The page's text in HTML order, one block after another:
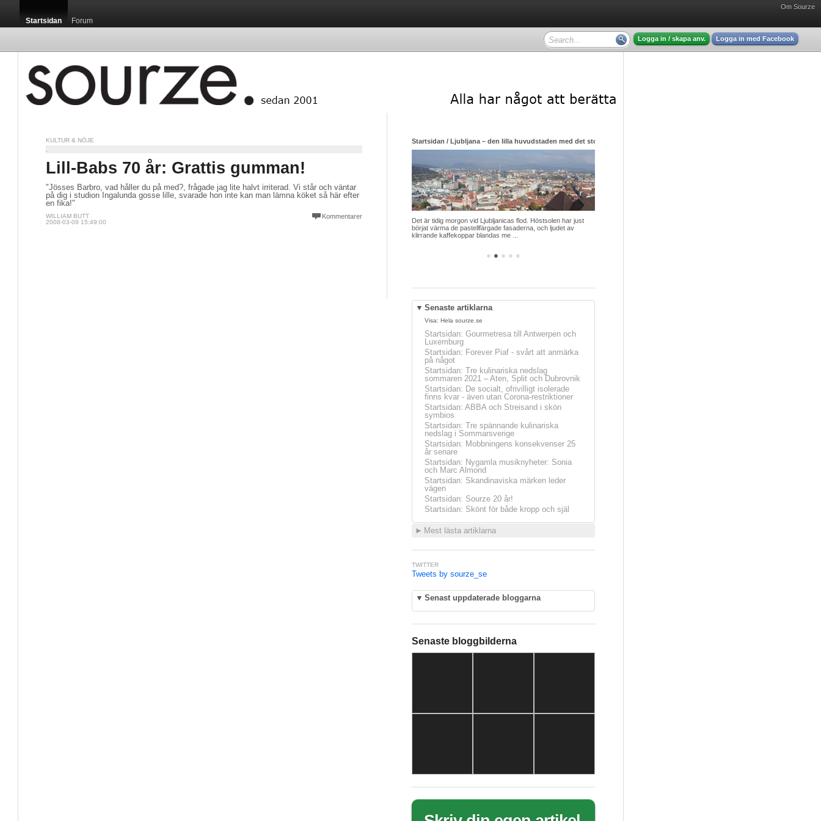
Om Sourze
Startsidan Forum
Logga in / skapa anv. Logga in med Facebook
KULTUR & NÖJE
Lill-Babs 70 år: Grattis gumman!
"Jösses Barbro, vad håller du på med?, frågade jag lite halvt irriterad. Vi står och väntar
på dig i studion Ingalunda gosse lille, svarade hon inte kan man lämna köket så här efter
en fika!"
Kommentarer
WILLIAM BUTT
2008-03-09 15:49:00
● ● ● ● ●
Startsidan / Ljubljana – den lilla huvudstaden med det stora hjärtat
Det är tidig morgon vid Ljubljanicas flod. Höstsolen har just
börjat värma de pastellfärgade fasaderna, och ljudet av
klirrande kaffekoppar blandas me ...
▼ Senaste artiklarna
Visa: Hela sourze.se
Startsidan: Gourmetresa till Antwerpen och
Luxemburg
Startsidan: Forever Piaf - svårt att anmärka
på något
Startsidan: Tre kulinariska nedslag
sommaren 2021 – Aten, Split och Dubrovnik
Startsidan: De socialt, ofrivilligt isolerade
finns kvar - även utan Corona-restriktioner
Startsidan: ABBA och Streisand i skön
symbios
Startsidan: Tre spännande kulinariska
nedslag i Sommarsverige
Startsidan: Mobbningens konsekvenser 25
år senare
Startsidan: Nygamla musiknyheter: Sonia
och Marc Almond
Startsidan: Skandinaviska märken leder
vägen
Startsidan: Sourze 20 år!
Startsidan: Skönt för både kropp och själ
► Mest lästa artiklarna
TWITTER
Tweets by sourze_se
▼ Senast uppdaterade bloggarna
Senaste bloggbilderna